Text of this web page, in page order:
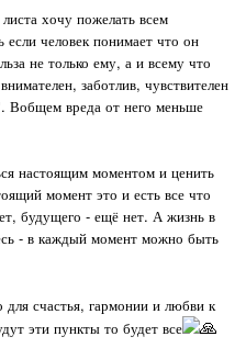
хочу пожелать всем
человек понимает что он
не только ему, а и всему что
заботлив, чувствителен
Вобщем вреда от него меньше
настоящим моментом и ценить
момент это и есть все что
будущего - ещё нет. А жизнь в
- в каждый момент можно быть
счастья, гармонии и любви к
эти пункты то будет все